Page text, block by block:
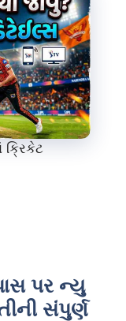
ક્રિકેટ
પર ન્યુ
સંપુર્ણ